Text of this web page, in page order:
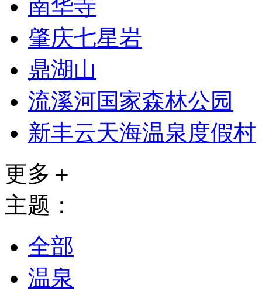
南华寺
肇庆七星岩
鼎湖山
流溪河国家森林公园
新丰云天海温泉度假村
更多＋
主题：
全部
温泉